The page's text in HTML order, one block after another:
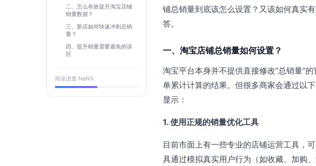
二、怎么有效提升淘宝店铺
销量数据？
三、新店如何快速冲刺总销
量？
四、提升销量需要避免的误
区
阅读进度 NaN%
铺总销量到底该怎么设置？又该如何真实
答。
一、淘宝店铺总销量如何设置？
淘宝平台本身并不提供直接修改“总销量”
单累计计算的结果。但很多商家会通过以
显示：
1. 使用正规的销量优化工具
目前市面上有一些专业的店铺运营工具，
具通过模拟真实用户行为（如收藏、加购